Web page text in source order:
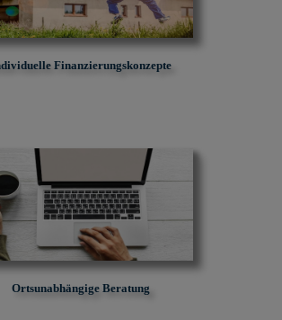
Finanzierungskonzepte
Ortsunabhängige Beratung